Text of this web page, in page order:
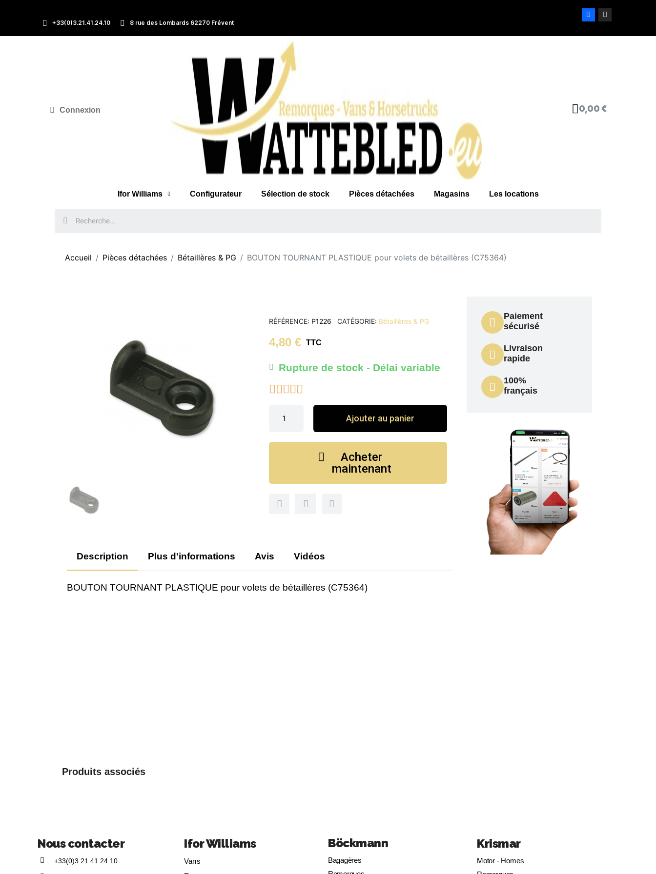
+33(0)3.21.41.24.10 8 rue des Lombards 62270 Frévent
Connexion 0,00 €
Ifor Williams Configurateur Sélection de stock Pièces détachées Magasins Les locations
Accueil Pièces détachées Bétaillères & PG BOUTON TOURNANT PLASTIQUE pour volets de bétaillères (C75364)
RÉFÉRENCE P1226 CATÉGORIE Bétaillères & PG
4,80 € TTC
Rupture de stock - Délai variable
    
Ajouter au panier
Acheter
maintenant
Description Plus d'informations Avis Vidéos
BOUTON TOURNANT PLASTIQUE pour volets de bétaillères (C75364)
Paiement
sécurisé
Livraison
rapide
100%
français
Produits associés
Nous contacter
+33(0)3 21 41 24 10
Ifor Williams
Vans
Böckmann
Bagagères
Krismar
Motor - Homes